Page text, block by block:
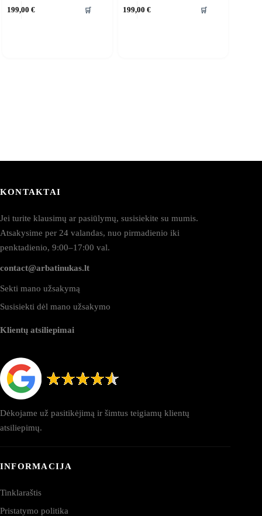
199,00€ 🛒 199,00€ 🛒
KONTAKTAI
Jei turite klausimų ar pasiūlymų, susisiekite su mumis.
Atsakysime per 24 valandas, nuo pirmadienio iki
penktadienio, 9:00–17:00 val.
contact@arbatinukas.lt
Sekti mano užsakymą
Susisiekti dėl mano užsakymo
Klientų atsiliepimai
Dėkojame už pasitikėjimą ir šimtus teigiamų klientų
atsiliepimų.
INFORMACIJA
Tinklaraštis
Pristatymo politika